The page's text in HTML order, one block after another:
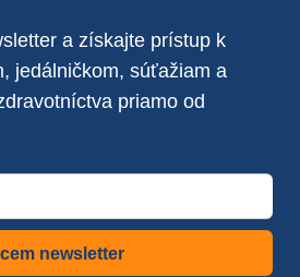
a získajte prístup k
jedálničkom, súťažiam a
priamo od
newsletter